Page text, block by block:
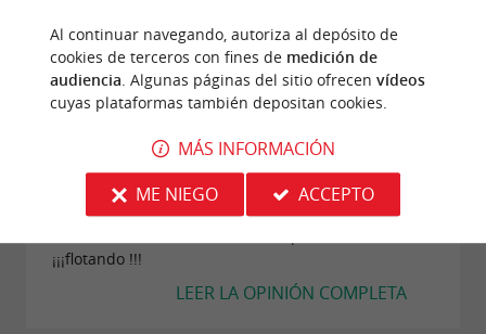
24 Opinión
"Un momento de zen"
Opinión publicada por Bruno B el
Un regalo para nuestro aniversario... una
experiencia maravillosa... un lugar cocooning,
limpio, una acogida profesional y discreta... y sobre
¡¡¡flotando !!!
LEER LA OPINIÓN COMPLETA
Al continuar navegando, autoriza al depósito de
cookies de terceros con fines de medición de
audiencia. Algunas páginas del sitio ofrecen vídeos
cuyas plataformas también depositan cookies.
MÁS INFORMACIÓN
ME NIEGO
ACCEPTO